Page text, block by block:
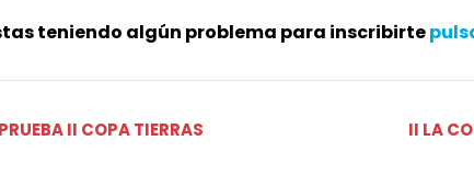
teniendo algún problema para inscribirte
II COPA TIERRAS
II LA